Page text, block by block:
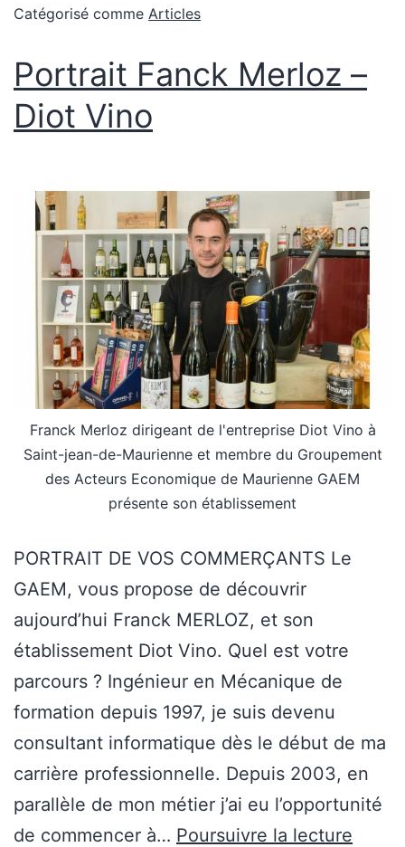
Catégorisé comme Articles
Portrait Fanck Merloz –
Diot Vino
Franck Merloz dirigeant de l'entreprise Diot Vino à
Saint-jean-de-Maurienne et membre du Groupement
des Acteurs Economique de Maurienne GAEM
présente son établissement
PORTRAIT DE VOS COMMERÇANTS Le
GAEM, vous propose de découvrir
aujourd’hui Franck MERLOZ, et son
établissement Diot Vino. Quel est votre
parcours ? Ingénieur en Mécanique de
formation depuis 1997, je suis devenu
consultant informatique dès le début de ma
carrière professionnelle. Depuis 2003, en
parallèle de mon métier j’ai eu l’opportunité
de commencer à… Poursuivre la lecture